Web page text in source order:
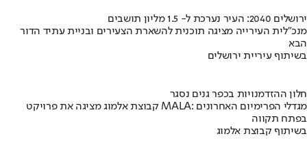
ירושלים 2040: העיר נערכת ל- 1.5 מליון תושבים
מנכ"לית העירייה מציגה תוכנית להשארת הצעירים ובניית עתיד הדור
הבא
בשיתוף עיריית ירושלים
חלון ההזדמנויות בכפר גנים נסגר
קבוצת אלמוג מציגה את פרויקט MALA: מגדלי הפרימיום האחרונים
בפתח תקווה
בשיתוף קבוצת אלמוג